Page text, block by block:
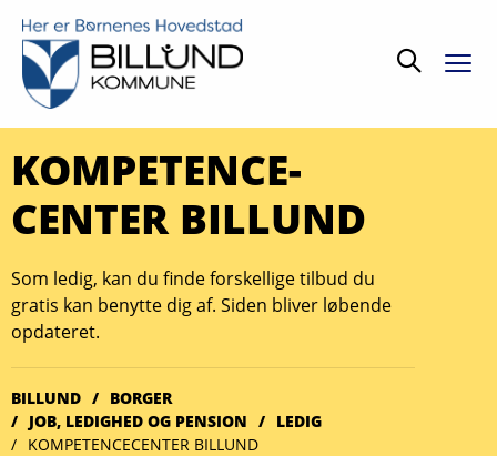
Søg
KOMPETENCE-
CENTER BILLUND
Som ledig, kan du finde forskellige tilbud du
gratis kan benytte dig af. Siden bliver løbende
opdateret.
BILLUND
BORGER
JOB, LEDIGHED OG PENSION
LEDIG
KOMPETENCECENTER BILLUND